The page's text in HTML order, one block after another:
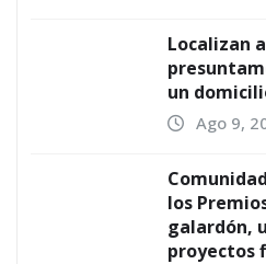
Localizan
un
Ago 9,
los
galardón,
proyectos